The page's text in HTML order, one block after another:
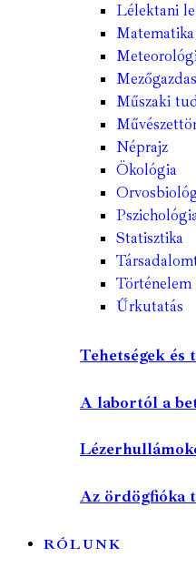
Lélektani
Matematika
Műszaki
Néprajz
Ökológia
Statisztika
Történelem
Űrkutatás
Tehetségek és
A labortól a
Az ördögfióka
RÓLUNK